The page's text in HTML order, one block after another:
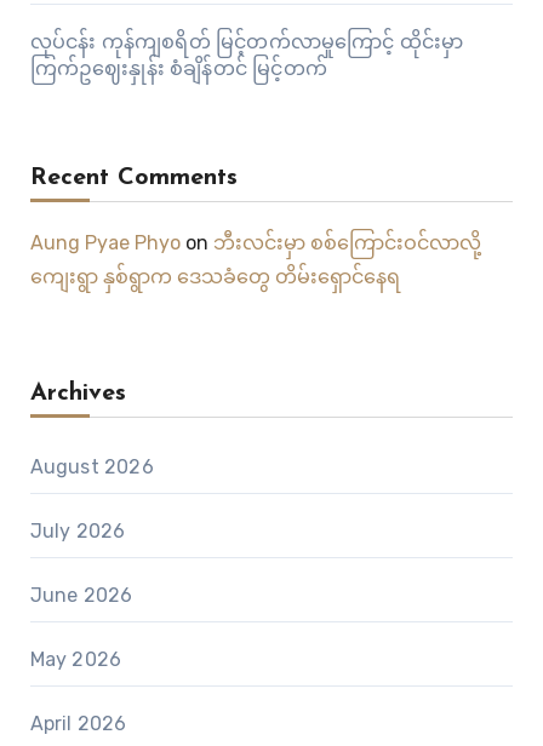
လုပ်ငန်း ကုန်ကျစရိတ် မြင့်တက်လာမှုကြောင့် ထိုင်းမှာ
ကြက်ဥဈေးနှုန်း စံချိန်တင် မြင့်တက်
Recent Comments
Aung Pyae Phyoon ဘီးလင်းမှာ စစ်ကြောင်းဝင်လာလို့
ကျေးရွာ နှစ်ရွာက ဒေသခံတွေ တိမ်းရှောင်နေရ
Archives
August 2026
July 2026
June 2026
May 2026
April 2026